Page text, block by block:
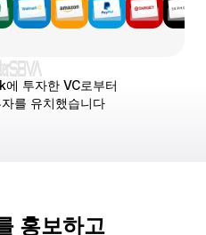
를 유치했습니다
홍보하고